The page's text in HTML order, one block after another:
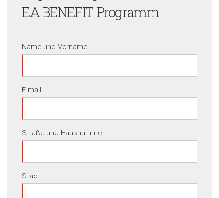
EA BENEFIT Programm
Name und Vorname
E-mail
Straße und Hausnummer
Stadt